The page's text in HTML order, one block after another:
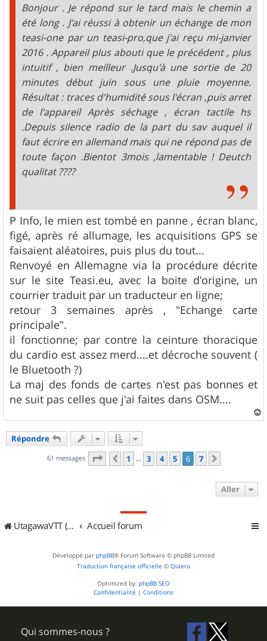
Bonjour . Je répond sur le tard mais le chemin a
été long . J'ai réussi à obtenir un échange de mon
teasi-one par un teasi-pro,que j'ai reçu mi-janvier
2016 . Appareil plus abouti que le précédent , plus
intuitif , bien meilleur .Jusqu'à une sortie de 20
minutes début juin sous une pluie moyenne.
Résultat : traces d'humidité sous l'écran ,puis arret
de l'appareil Après séchage , écran tactile hs
.Depuis silence radio de la part du sav auquel il
faut écrire en allemand mais qui ne répond pas de
toute façon .Bientot 3mois ,lamentable ! Deutch
qualitat ????
P Info, le mien est tombé en panne , écran blanc,
figé, après ré allumage, les acquisitions GPS se
faisaient aléatoires, puis plus du tout...
Renvoyé en Allemagne via la procédure décrite
sur le site Teasi.eu, avec la boite d'origine, un
courrier traduit par un traducteur en ligne;
retour 3 semaines après , "Echange carte
principale".
il fonctionne; par contre la ceinture thoracique
du cardio est assez merd....et décroche souvent (
le Bluetooth ?)
La maj des fonds de cartes n'est pas bonnes et
ne suit pas celles que j'ai faites dans OSM....
a
Répondre
61 messages Page 6sur 7
Précédent
1 … 3 4 5 6 7
Aller
UtagawaVTT (Randos VTT et VTTAE avec traces GPS) Accueil forum
Développé par phpBB® Forum Software © phpBB Limited
Traduction française officielle © Qiaeru
Optimized by: phpBB SEO
Confidentialité | Conditions
Qui sommes-nous ?